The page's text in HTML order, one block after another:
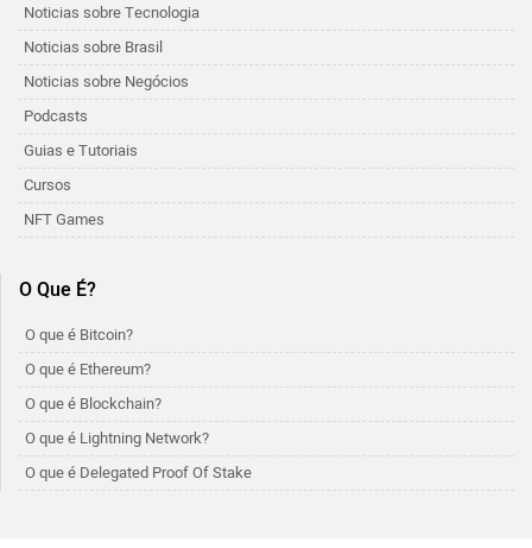
Noticias sobre Tecnologia
Noticias sobre Brasil
Noticias sobre Negócios
Podcasts
Guias e Tutoriais
Cursos
NFT Games
O Que É?
O que é Bitcoin?
O que é Ethereum?
O que é Blockchain?
O que é Lightning Network?
O que é Delegated Proof Of Stake